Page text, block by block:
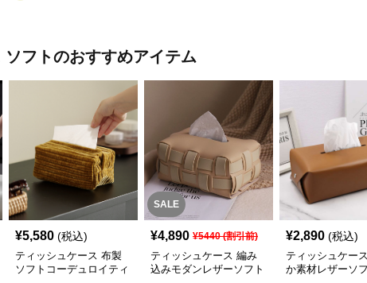
ソフトのおすすめアイテム
¥5,580 (税込)
ティッシュケース 布製
ソフトコーデュロイティ
SALE
¥4,890 ¥5440(割引前)
ティッシュケース 編み
込みモダンレザーソフト
¥2,890 (税込)
ティッシュケー
か素材レザーソ